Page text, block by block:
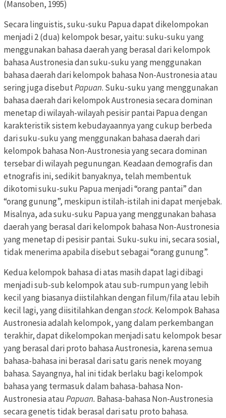
(Mansoben, 1995)
Secara linguistis, suku-suku Papua dapat dikelompokan
menjadi 2 (dua) kelompok besar, yaitu: suku-suku yang
menggunakan bahasa daerah yang berasal dari kelompok
bahasa Austronesia dan suku-suku yang menggunakan
bahasa daerah dari kelompok bahasa Non-Austronesia atau
sering juga disebutPapuan. Suku-suku yang menggunakan
bahasa daerah dari kelompok Austronesia secara dominan
menetap di wilayah-wilayah pesisir pantai Papua dengan
karakteristik sistem kebudayaannya yang cukup berbeda
dari suku-suku yang menggunakan bahasa daerah dari
kelompok bahasa Non-Austronesia yang secara dominan
tersebar di wilayah pegunungan. Keadaan demografis dan
etnografis ini, sedikit banyaknya, telah membentuk
dikotomi suku-suku Papua menjadi “orang pantai” dan
“orang gunung”, meskipun istilah-istilah ini dapat menjebak.
Misalnya, ada suku-suku Papua yang menggunakan bahasa
daerah yang berasal dari kelompok bahasa Non-Austronesia
yang menetap di pesisir pantai. Suku-suku ini, secara sosial,
tidak menerima apabila disebut sebagai “orang gunung”.
Kedua kelompok bahasa di atas masih dapat lagi dibagi
menjadi sub-sub kelompok atau sub-rumpun yang lebih
kecil yang biasanya diistilahkan dengan filum/fila atau lebih
kecil lagi, yang diisitilahkan denganstock. Kelompok Bahasa
Austronesia adalah kelompok, yang dalam perkembangan
terakhir, dapat dikelompokan menjadi satu kelompok besar
yang berasal dari proto bahasa Austronesia, karena semua
bahasa-bahasa ini berasal dari satu garis nenek moyang
bahasa. Sayangnya, hal ini tidak berlaku bagi kelompok
bahasa yang termasuk dalam bahasa-bahasa Non-
Austronesia atauPapuan. Bahasa-bahasa Non-Austronesia
secara genetis tidak berasal dari satu proto bahasa.